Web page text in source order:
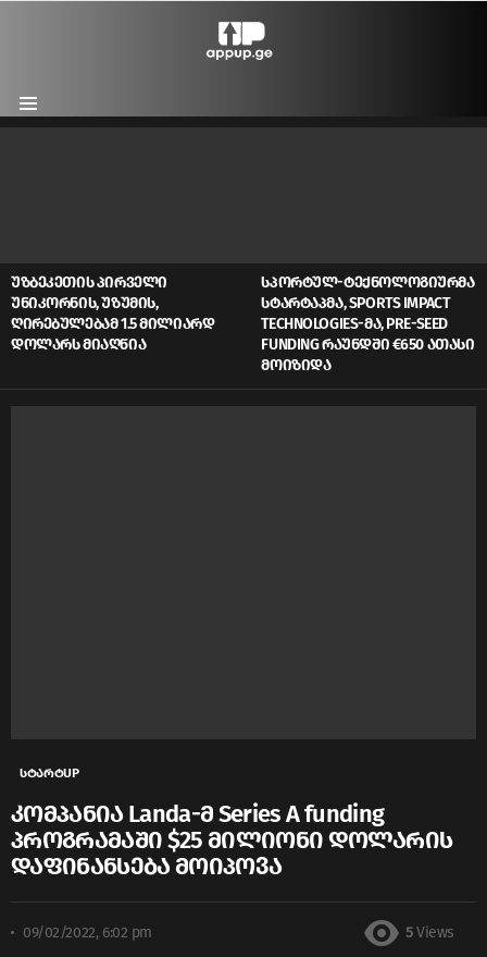
Menu
ᲣᲖᲑᲔᲙᲔᲗᲘᲡ ᲞᲘᲠᲕᲔᲚᲘ
ᲣᲜᲘᲙᲝᲠᲜᲘᲡ, ᲣᲖᲣᲛᲘᲡ,
ᲦᲘᲠᲔᲑᲣᲚᲔᲑᲐᲛ 1.5 ᲛᲘᲚᲘᲐᲠᲓ
ᲓᲝᲚᲐᲠᲡ ᲛᲘᲐᲦᲬᲘᲐ
ᲡᲞᲝᲠᲢᲣᲚ-ᲢᲔᲥᲜᲝᲚᲝᲒᲘᲣᲠᲛᲐ
ᲡᲢᲐᲠᲢᲐᲞᲛᲐ, SPORTS IMPACT
TECHNOLOGIES-ᲛᲐ, PRE-SEED
FUNDING ᲠᲐᲣᲜᲓᲨᲘ €650 ᲐᲗᲐᲡᲘ
ᲛᲝᲘᲖᲘᲓᲐ
სტარტUP
კომპანია Landa-მ Series A funding
პროგრამაში $25 მილიონი დოლარის
დაფინანსება მოიპოვა
09/02/2022, 6:02 pm 5 Views